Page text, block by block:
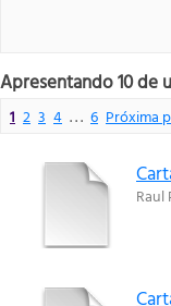
Apresentando 10 de
1 2 3 4 . . . 6 Próxima
Raul